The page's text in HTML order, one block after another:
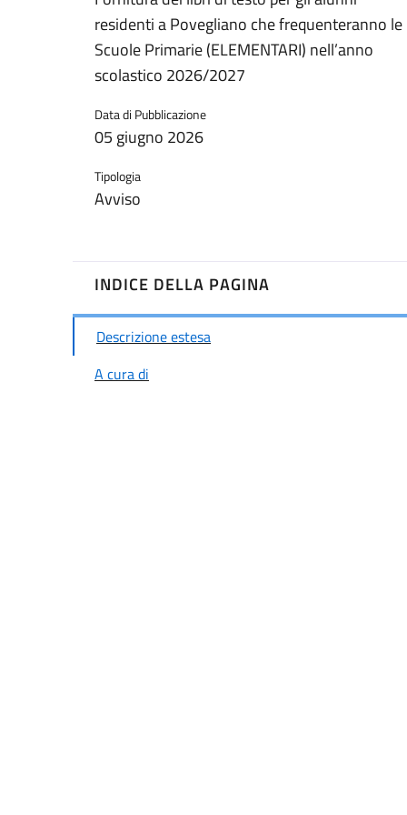
residenti a Povegliano che frequenteranno le
Scuole Primarie (ELEMENTARI) nell’anno
scolastico 2026/2027
Data di Pubblicazione
05 giugno 2026
Tipologia
Avviso
INDICE DELLA PAGINA
Descrizione estesa
A cura di